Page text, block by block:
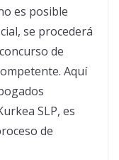
es posible
se procederá
de
Aquí
SLP, es
de